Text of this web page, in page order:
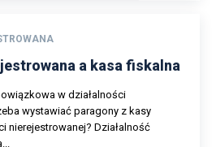
a kasa fiskalna
w działalności
wystawiać paragony z kasy
Działalność